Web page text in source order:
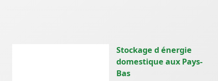
Stockage d énergie
domestique aux Pays-
Bas